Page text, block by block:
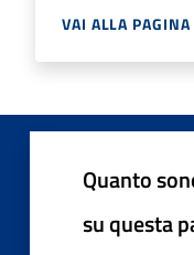
VAI ALLA PAGINA
Quanto
su questa